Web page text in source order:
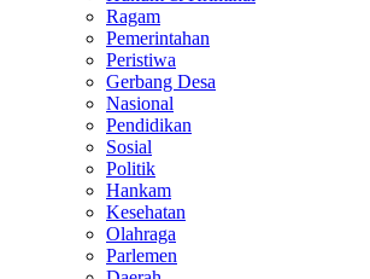
Ragam
Pemerintahan
Peristiwa
Gerbang Desa
Nasional
Pendidikan
Sosial
Politik
Hankam
Kesehatan
Olahraga
Parlemen